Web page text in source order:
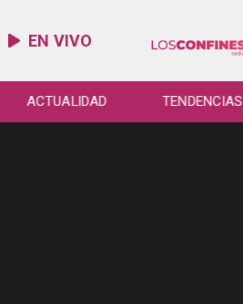
EN VIVO
ACTUALIDAD TENDENCIAS